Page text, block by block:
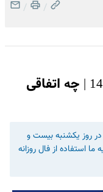
/
/
فال روزانه یکشنبه 29 بهمن 1402 | چه اتفاقی
روز یکشنبه بیست و
ما استفاده از فال روزانه